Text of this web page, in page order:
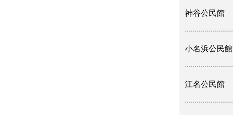
神谷公民館
小名浜公民館
江名公民館